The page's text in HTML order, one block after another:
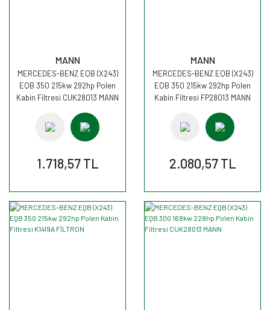
MANN
MERCEDES-BENZ EQB (X243)
EQB 350 215kw 292hp Polen
Kabin Filtresi CUK28013 MANN
1.718,57 TL
MANN
MERCEDES-BENZ EQB (X243)
EQB 350 215kw 292hp Polen
Kabin Filtresi FP28013 MANN
2.080,57 TL